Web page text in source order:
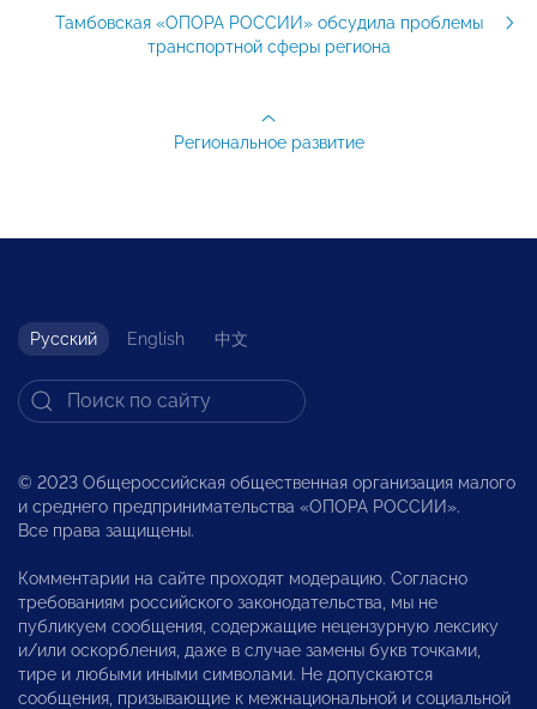
Тамбовская «ОПОРА РОССИИ» обсудила проблемы
транспортной сферы региона
Региональное развитие
Русский English 中文
© 2023 Общероссийская общественная организация малого
и среднего предпринимательства «ОПОРА РОССИИ».
Все права защищены.
Комментарии на сайте проходят модерацию. Согласно
требованиям российского законодательства, мы не
публикуем сообщения, содержащие нецензурную лексику
и/или оскорбления, даже в случае замены букв точками,
тире и любыми иными символами. Не допускаются
сообщения, призывающие к межнациональной и социальной